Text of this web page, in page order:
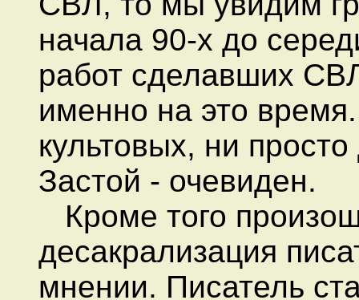
начала 90-х до
работ сделавших
именно на это
культовых, ни
Застой - очевиден.
Кроме того
десакрализация
мнении. Писатель